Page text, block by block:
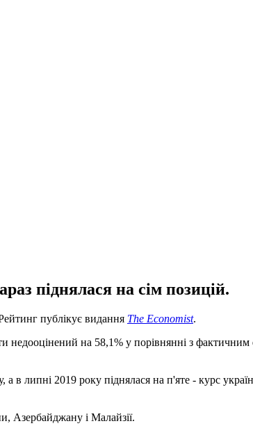
піднялася на сім позицій.
публікує видання The Economist.
на 58,1% у порівнянні з
в липні 2019 року піднялася на п'яте - курс
Азербайджану і Малайзії.